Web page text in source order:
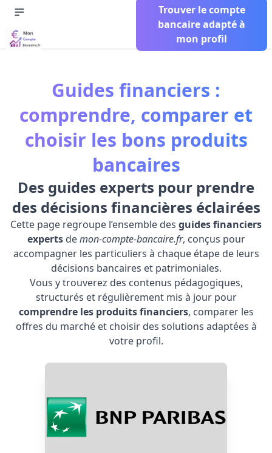
Trouver le compte
bancaire adapté à
mon profil
Guides financiers :
comprendre, comparer et
choisir les bons produits
bancaires
Des guides experts pour prendre
des décisions financières éclairées
Cette page regroupe l’ensemble des guides financiers
expertsdemon-compte-bancaire.fr, conçus pour
accompagner les particuliers à chaque étape de leurs
décisions bancaires et patrimoniales.
Vous y trouverez des contenus pédagogiques,
structurés et régulièrement mis à jour pour
comprendre les produits financiers, comparer les
offres du marché et choisir des solutions adaptées à
votre profil.